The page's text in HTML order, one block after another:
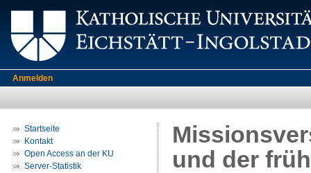
Anmelden
Startseite
Kontakt
Open Access an der KU
Server-Statistik
und der